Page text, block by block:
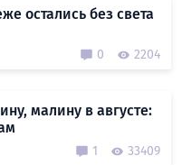
остались без света
0 2204
малину в августе:
1 33409